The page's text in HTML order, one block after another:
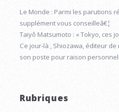
Le Monde : Parmi les parutions
supplément vous conseilleâ€¦
Taiyô Matsumoto : « Tokyo, ces
Ce jour-là , Shiozawa, éditeur
son poste pour raison
Rubriques